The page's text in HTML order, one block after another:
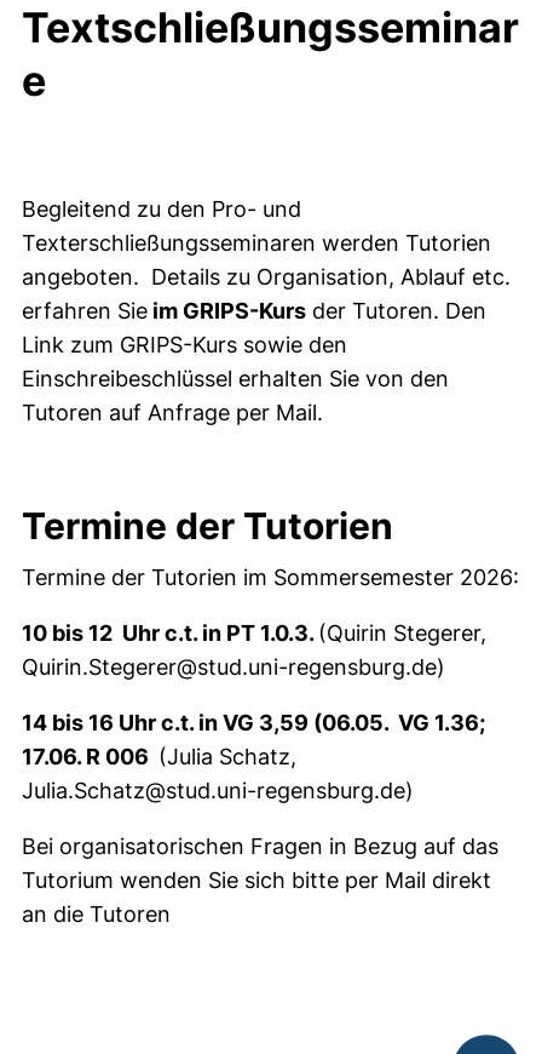
Textschließungsseminar
e
Begleitend zu den Pro- und
Texterschließungsseminaren werden Tutorien
angeboten. Details zu Organisation, Ablauf etc.
erfahren Sie im GRIPS-Kurs der Tutoren. Den
Link zum GRIPS-Kurs sowie den
Einschreibeschlüssel erhalten Sie von den
Tutoren auf Anfrage per Mail.
Termine der Tutorien
Termine der Tutorien im Sommersemester 2026:
10 bis 12 Uhr c.t. in PT 1.0.3. (Quirin Stegerer,
Quirin.Stegerer@stud.uni-regensburg.de)
14 bis 16 Uhr c.t. in VG 3,59 (06.05. VG 1.36;
17.06. R 006 (Julia Schatz,
Julia.Schatz@stud.uni-regensburg.de)
Bei organisatorischen Fragen in Bezug auf das
Tutorium wenden Sie sich bitte per Mail direkt
an die Tutoren